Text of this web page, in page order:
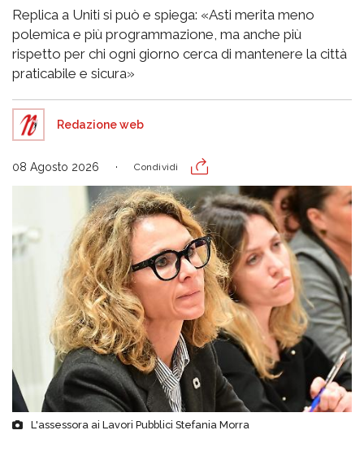
Replica a Uniti si può e spiega: «Asti merita meno
polemica e più programmazione, ma anche più
rispetto per chi ogni giorno cerca di mantenere la città
praticabile e sicura»
Redazione web
08 Agosto 2026 Condividi
L'assessora ai Lavori Pubblici Stefania Morra